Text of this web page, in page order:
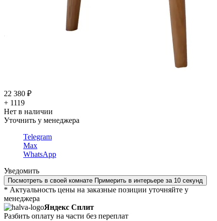
22 380 ₽
+ 1119
Нет в наличии
Уточнить у менеджера
Telegram
Max
WhatsApp
Уведомить
Посмотреть в своей комнате Примерить в интерьере за 10 секунд
* Актуальность цены на заказные позиции уточняйте у
менеджера
Яндекс Сплит
Разбить оплату на части без переплат